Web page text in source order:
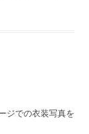
ジでの衣装写真を